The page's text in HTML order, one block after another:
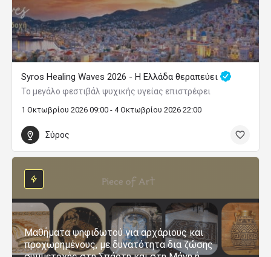
Syros Healing Waves 2026 - Η Ελλάδα θεραπεύει
Το μεγάλο φεστιβάλ ψυχικής υγείας επιστρέφει
1 Οκτωβρίου 2026 09:00 - 4 Οκτωβρίου 2026 22:00
Σύρος
Μαθήματα ψηφιδωτού για αρχάριους και
προχωρημένους, με δυνατότητα δια ζώσης